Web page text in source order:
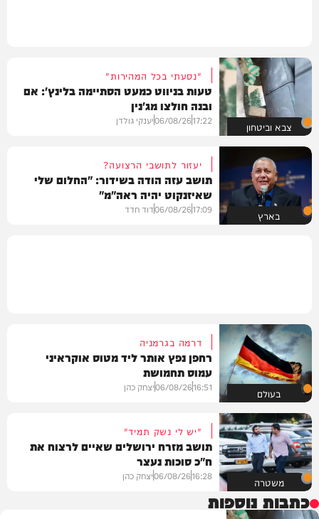
צבא וביטחון
"נסעתי בכל המהירות"
טעות בניווט כמעט הסתיימה בלינץ': אם
ובנה חולצו מג'נין
17:22
06/08/26יענקי גולדן
בארץ
יעזור לתושבי הרצועה?
תושב עזה הודה בשידור: "החלום שלי
שאיזנקוט יהיה ראה"מ"
17:09
06/08/26דוד חדד
בעולם
דרמה בגרמניה
רחפן נפץ אותר ליד מטוס אוקראיני
עמוס תחמושת
16:51
06/08/26יצחק כהן
משטרה
"יש לי נשק תמיד"
תושב מזרח ירושלים שאיים לרצוח את
ח"כ סוכות נעצר
16:28
06/08/26יצחק כהן
כתבות נוספות